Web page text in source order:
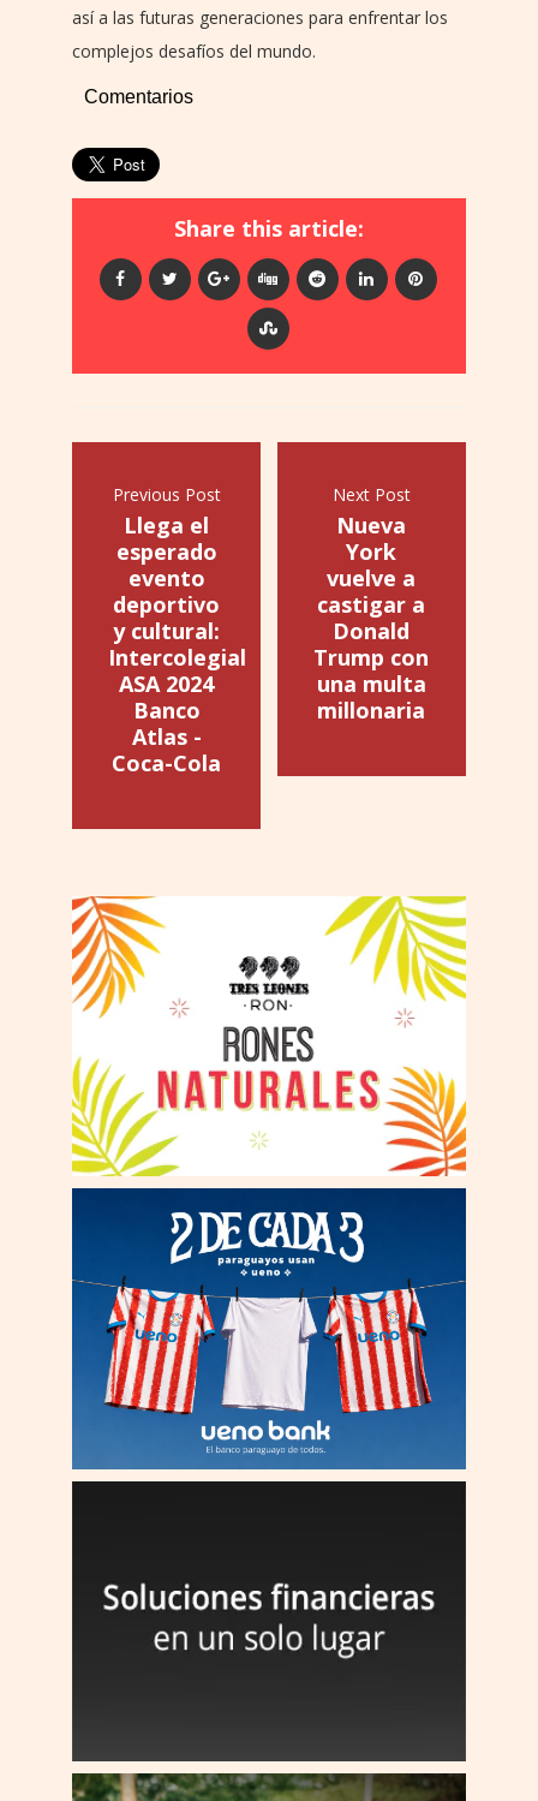
así a las futuras generaciones para enfrentar los
complejos desafíos del mundo.
Comentarios
Share this article:
Previous Post
Llega el
esperado
evento
deportivo
y cultural:
Intercolegial
ASA 2024
Banco
Atlas -
Coca-Cola
Next Post
Nueva
York
vuelve a
castigar a
Donald
Trump con
una multa
millonaria